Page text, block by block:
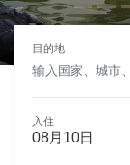
目的地
入住
08月10日